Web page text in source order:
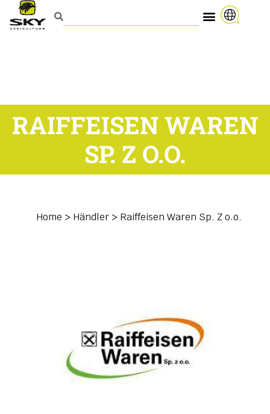
RAIFFEISEN WAREN
SP. Z O.O.
Home > Händler > Raiffeisen Waren Sp. Z o.o.